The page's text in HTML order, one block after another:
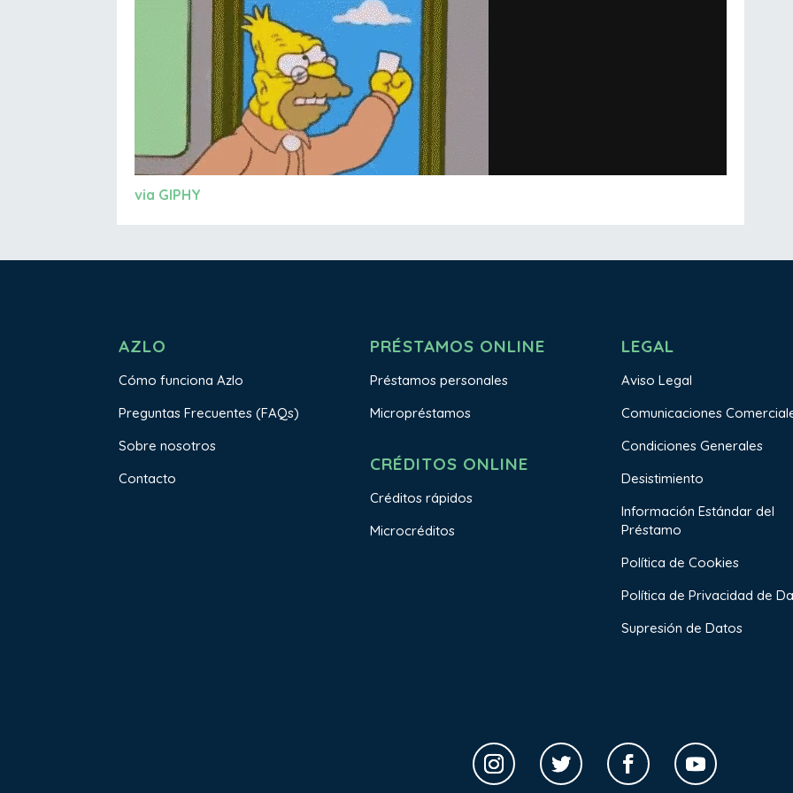
via GIPHY
AZLO
Cómo funciona Azlo
Preguntas Frecuentes (FAQs)
Sobre nosotros
Contacto
PRÉSTAMOS ONLINE
Préstamos personales
Micropréstamos
CRÉDITOS ONLINE
Créditos rápidos
Microcréditos
LEGAL
Aviso Legal
Comunicaciones
Condiciones Generales
Desistimiento
Información Estándar del
Préstamo
Política de Cookies
Política de Privacidad de
Supresión de Datos